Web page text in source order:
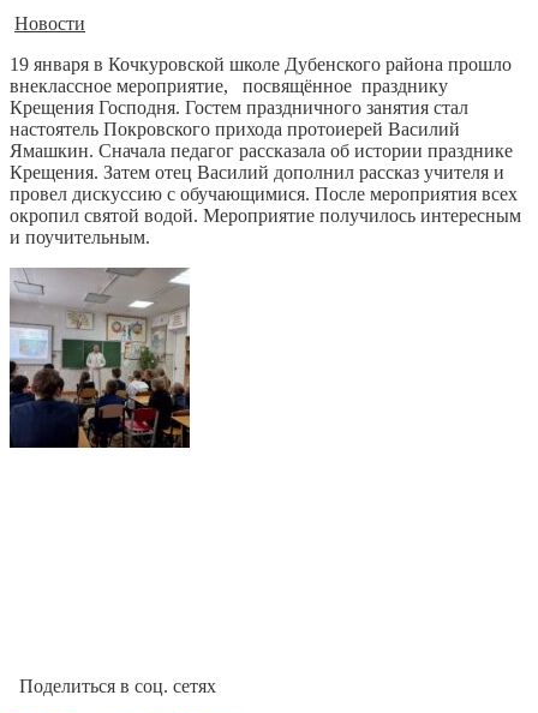
Новости
19 января в Кочкуровской школе Дубенского района прошло
внеклассное мероприятие, посвящённое празднику
Крещения Господня. Гостем праздничного занятия стал
настоятель Покровского прихода протоиерей Василий
Ямашкин. Сначала педагог рассказала об истории празднике
Крещения. Затем отец Василий дополнил рассказ учителя и
провел дискуссию с обучающимися. После мероприятия всех
окропил святой водой. Мероприятие получилось интересным
и поучительным.
Поделиться в соц. сетях